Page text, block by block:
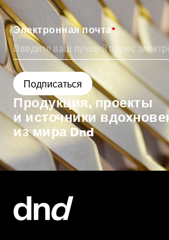
Электронная почта*
Продукция, проекты
и источники
из мира Dnd